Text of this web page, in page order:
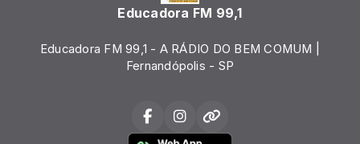
Educadora FM 99,1
Educadora FM 99,1 - A RÁDIO DO BEM COMUM |
Fernandópolis - SP